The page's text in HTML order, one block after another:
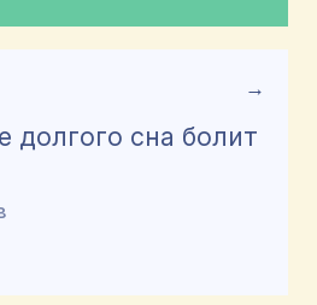
→
долгого сна болит